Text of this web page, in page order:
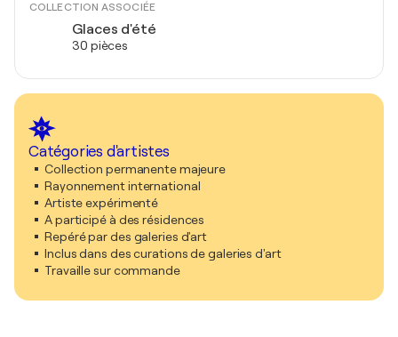
COLLECTION ASSOCIÉE
Glaces d'été
30 pièces
Catégories d'artistes
Collection permanente majeure
Rayonnement international
Artiste expérimenté
A participé à des résidences
Repéré par des galeries d'art
Inclus dans des curations de galeries d'art
Travaille sur commande